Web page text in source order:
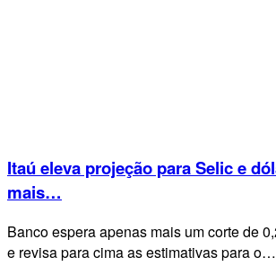
Itaú eleva projeção para Selic e
mais…
Banco espera apenas mais um corte de
e revisa para cima as estimativas para o…